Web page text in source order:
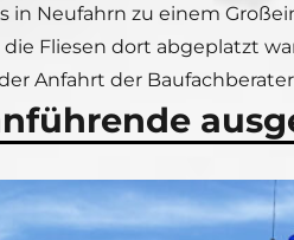
in Neufahrn zu einem
Fliesen dort abgeplatzt
Anfahrt der